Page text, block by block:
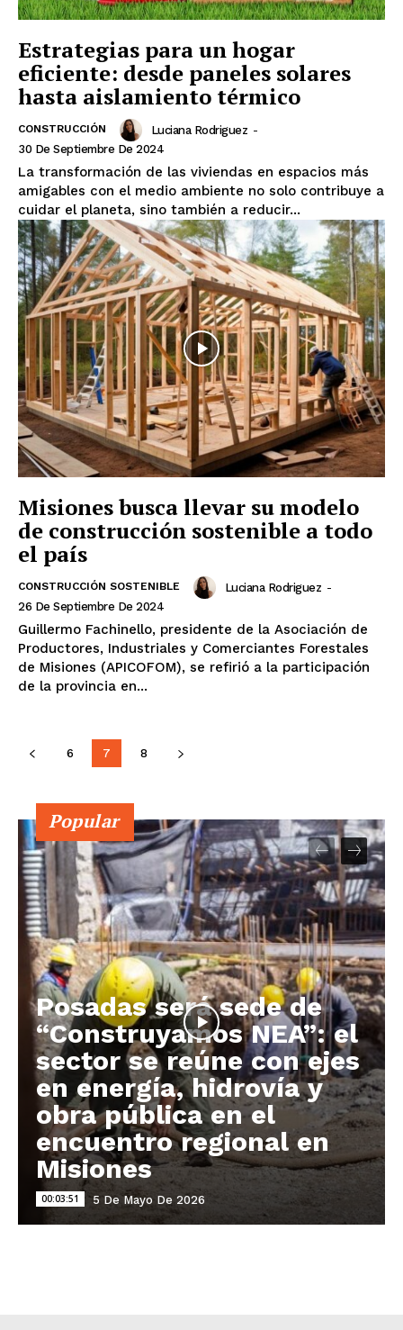
Estrategias para un hogar
eficiente: desde paneles solares
hasta aislamiento térmico
CONSTRUCCIÓN Luciana Rodriguez -
30 De Septiembre De 2024
La transformación de las viviendas en espacios más
amigables con el medio ambiente no solo contribuye a
cuidar el planeta, sino también a reducir...
Misiones busca llevar su modelo
de construcción sostenible a todo
el país
CONSTRUCCIÓN SOSTENIBLE Luciana Rodriguez -
26 De Septiembre De 2024
Guillermo Fachinello, presidente de la Asociación de
Productores, Industriales y Comerciantes Forestales
de Misiones (APICOFOM), se refirió a la participación
de la provincia en...
6 7 8
Popular
Posadas será sede de
“Construyamos NEA”: el
sector se reúne con ejes
en energía, hidrovía y
obra pública en el
encuentro regional en
Misiones
00:03:51 5 De Mayo De 2026